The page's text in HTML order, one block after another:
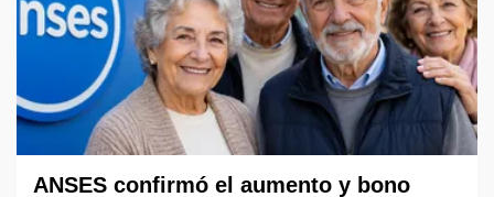
ANSES confirmó el aumento y bono